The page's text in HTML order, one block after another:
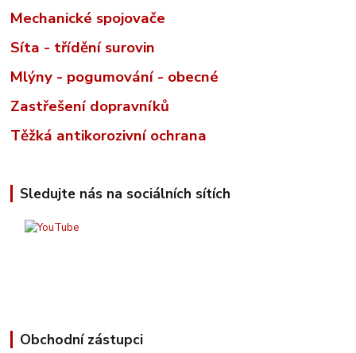
Mechanické spojovače
Síta - třídění surovin
Mlýny - pogumování - obecné
Zastřešení dopravníků
Těžká antikorozivní ochrana
Sledujte nás na sociálních sítích
Obchodní zástupci